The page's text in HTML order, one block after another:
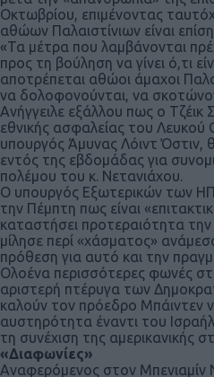
Οκτωβρίου, επιμένοντας
αθώων Παλαιστίνιων είναι
«Τα μέτρα που λαμβάνονται
προς τη βούληση να γίνει ό,τι
αποτρέπεται αθώοι άμαχοι
να δολοφονούνται, να
Ανήγγειλε εξάλλου πως ο Τζέικ
εθνικής ασφαλείας του Λευκού
υπουργός Άμυνας Λόιντ Όστιν,
εντός της εβδομάδας για
πολέμου του κ. Νετανιάχου.
Ο υπουργός Εξωτερικών των
την Πέμπτη πως είναι
καταστήσει προτεραιότητα
μίλησε περί «χάσματος»
πρόθεση για αυτό και την
Ολοένα περισσότερες φωνές
αριστερή πτέρυγα των
καλούν τον πρόεδρο Μπάιντεν
αυστηρότητα έναντι του
τη συνέχιση της αμερικανικής
«Διαφωνίες»
Αναφερόμενος στον Μπενιαμίν